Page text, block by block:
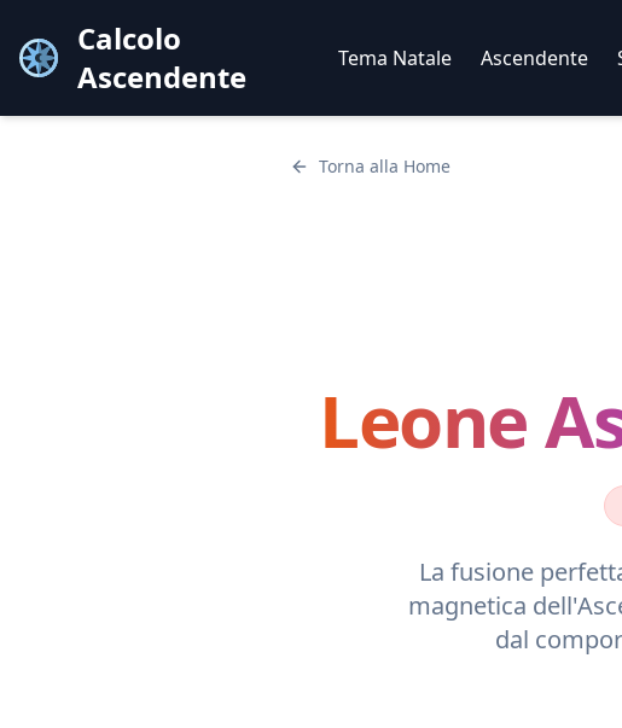
Calcolo
Ascendente
Tema Natale Ascendente
Torna alla Home
Leone
La fusione
magnetica
dal